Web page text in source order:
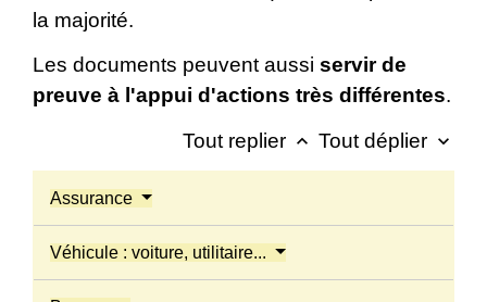
la majorité.
Les documents peuvent aussi servir de
preuve à l'appui d'actions très différentes.
Tout replier keyboard_arrow_up Tout déplier keyboard_arrow_down
Assurance
Véhicule : voiture, utilitaire...